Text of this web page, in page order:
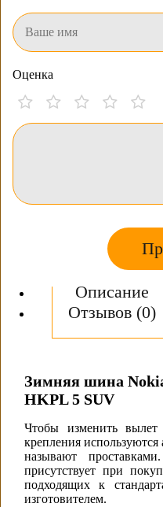
Оценка
Описание
Отзывов (0)
Зимняя шина
HKPL 5 SUV
Чтобы изменить
крепления
называют
присутствует при
подходящих к
изготовителем.